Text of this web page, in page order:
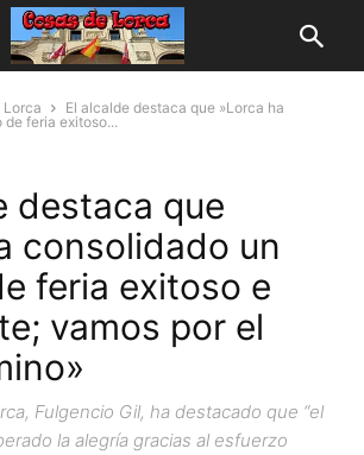
Lorca
El alcalde destaca que »Lorca ha
feria exitoso...
destaca que
consolidado un
feria exitoso e
vamos por el
Fulgencio Gil, ha destacado que “el
la alegría gracias al esfuerzo